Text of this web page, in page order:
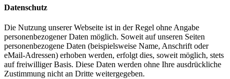
Datenschutz
Die Nutzung unserer Webseite ist in der Regel ohne Angabe
personenbezogener Daten möglich. Soweit auf unseren Seiten
personenbezogene Daten (beispielsweise Name, Anschrift oder
eMail-Adressen) erhoben werden, erfolgt dies, soweit möglich, stets
auf freiwilliger Basis. Diese Daten werden ohne Ihre ausdrückliche
Zustimmung nicht an Dritte weitergegeben.